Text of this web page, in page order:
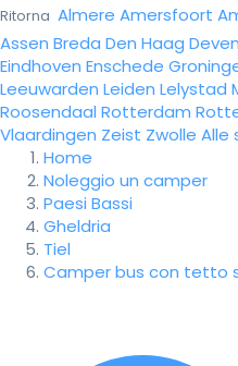
Ritorna Almere Amersfoort
Assen Breda Den Haag
Eindhoven Enschede
Leeuwarden Leiden Lelystad
Roosendaal Rotterdam
Vlaardingen Zeist Zwolle Alle
Home
Noleggio un camper
Paesi Bassi
Gheldria
Tiel
Camper bus con tetto